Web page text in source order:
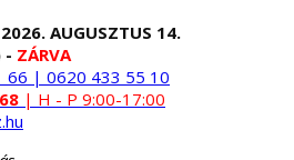
AUGUSZTUS 14.
- ZÁRVA
66 | 0620 433 55 10
| H - P 9:00-17:00